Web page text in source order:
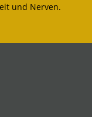
und Nerven.